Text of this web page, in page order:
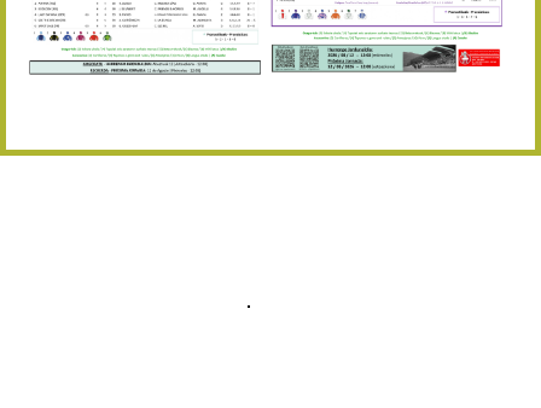
Abuztaren 12a / 12 de
15/08 17:05 Abuztuaren 15a / 15 de
30/08 17:30 Abuztuaren 30a / 30 de